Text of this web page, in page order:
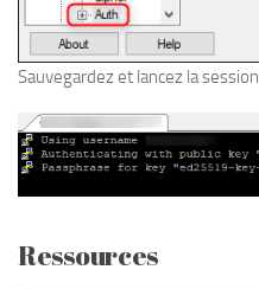
Sauvegardez et lancez la session
Ressources